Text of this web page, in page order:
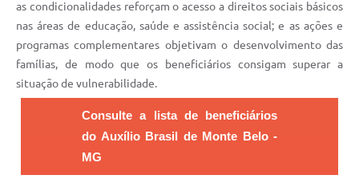
as condicionalidades reforçam o acesso a direitos sociais básicos
nas áreas de educação, saúde e assistência social; e as ações e
programas complementares objetivam o desenvolvimento das
famílias, de modo que os beneficiários consigam superar a
situação de vulnerabilidade.
Consulte a lista de beneficiários
do Auxílio Brasil de Monte Belo -
MG